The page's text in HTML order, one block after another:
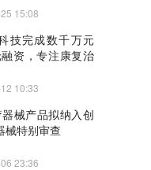
15:08
技完成数千万元
资，专注康复治
10:33
械产品拟纳入创
械特别审查
23:36